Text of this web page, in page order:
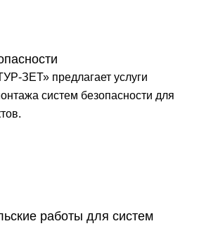
ЗЕТ» предлагает услуги
систем безопасности для
работы для систем